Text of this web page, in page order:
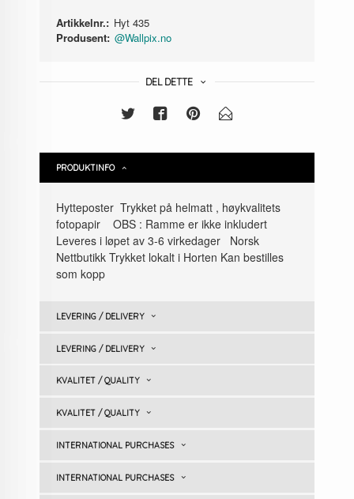
Artikkelnr.: Hyt 435
Produsent: @Wallpix.no
DEL DETTE
PRODUKTINFO
Hytteposter Trykket på helmatt , høykvalitets
fotopapir OBS : Ramme er ikke inkludert
Leveres i løpet av 3-6 virkedager Norsk
Nettbutikk Trykket lokalt i Horten Kan bestilles
som kopp
LEVERING / DELIVERY
LEVERING / DELIVERY
KVALITET / QUALITY
KVALITET / QUALITY
INTERNATIONAL PURCHASES
INTERNATIONAL PURCHASES